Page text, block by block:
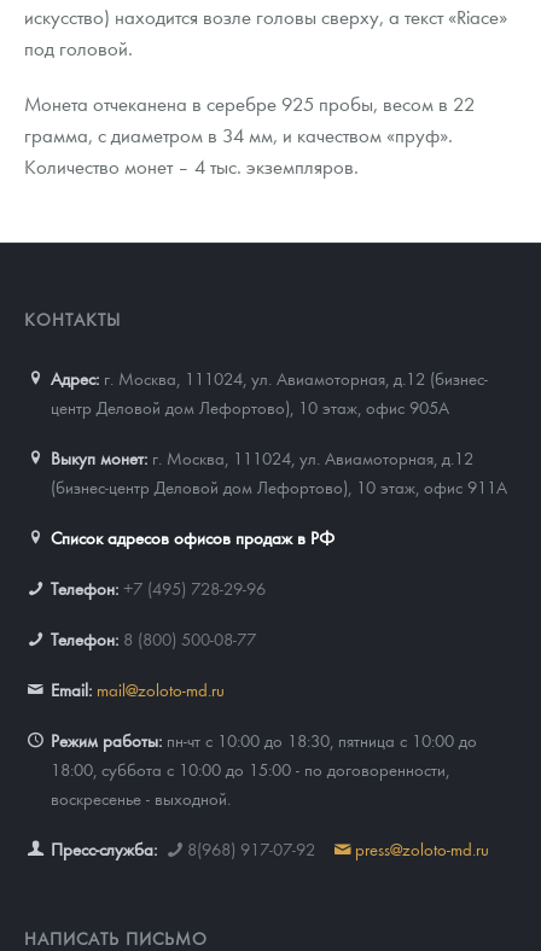
искусство) находится возле головы сверху, а текст «Riace»
под головой.
Монета отчеканена в серебре 925 пробы, весом в 22
грамма, с диаметром в 34 мм, и качеством «пруф».
Количество монет – 4 тыс. экземпляров.
КОНТАКТЫ
Адрес: г. Москва, 111024 ул. Авиамоторная, д.12 (бизнес-
центр Деловой дом Лефортово), 10 этаж, офис 905А
Выкуп монет: г. Москва, 111024, ул. Авиамоторная, д.12
(бизнес-центр Деловой дом Лефортово), 10 этаж, офис 911А
Список адресов офисов продаж в РФ
Телефон: +7 (495) 728-29-96
Телефон: 8 (800) 500-08-77
Email: mail@zoloto-md.ru
Режим работы: пн-чт с 10:00 до 18:30, пятница с 10:00 до
18:00, суббота с 10:00 до 15:00 - по договоренности,
воскресенье - выходной.
Пресс-служба: 8(968) 917-07-92 press@zoloto-md.ru
НАПИСАТЬ ПИСЬМО